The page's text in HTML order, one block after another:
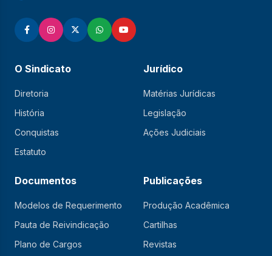
O Sindicato
Diretoria
História
Conquistas
Estatuto
Jurídico
Matérias Jurídicas
Legislação
Ações Judiciais
Documentos
Modelos de Requerimento
Pauta de Reivindicação
Plano de Cargos
Publicações
Produção Acadêmica
Cartilhas
Revistas